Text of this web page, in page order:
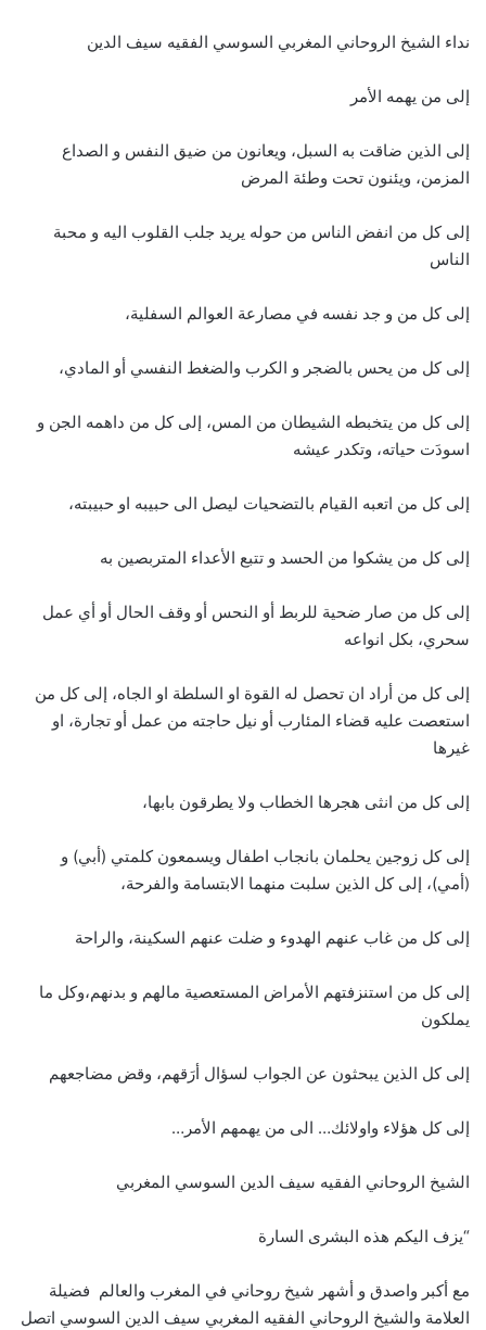
نداء الشيخ الروحاني المغربي السوسي الفقيه سيف الدين
إلى من يهمه الأمر
إلى الذين ضاقت به السبل، ويعانون من ضيق النفس و الصداع
المزمن، ويئنون تحت وطئة المرض
إلى كل من انفض الناس من حوله يريد جلب القلوب اليه و محبة
الناس
إلى كل من و جد نفسه في مصارعة العوالم السفلية،
إلى كل من يحس بالضجر و الكرب والضغط النفسي أو المادي،
إلى كل من يتخبطه الشيطان من المس، إلى كل من داهمه الجن و
اسودَت حياته، وتكدر عيشه
إلى كل من اتعبه القيام بالتضحيات ليصل الى حبيبه او حبيبته،
إلى كل من يشكوا من الحسد و تتبع الأعداء المتربصين به
إلى كل من صار ضحية للربط أو النحس أو وقف الحال أو أي عمل
سحري، بكل انواعه
إلى كل من أراد ان تحصل له القوة او السلطة او الجاه، إلى كل من
استعصت عليه قضاء المئارب أو نيل حاجته من عمل أو تجارة، او
غيرها
إلى كل من انثى هجرها الخطاب ولا يطرقون بابها،
إلى كل زوجين يحلمان بانجاب اطفال ويسمعون كلمتي (أبي) و
(أمي)، إلى كل الذين سلبت منهما الابتسامة والفرحة،
إلى كل من غاب عنهم الهدوء و ضلت عنهم السكينة، والراحة
إلى كل من استنزفتهم الأمراض المستعصية مالهم و بدنهم،وكل ما
يملكون
إلى كل الذين يبحثون عن الجواب لسؤال أرَقهم، وقض مضاجعهم
إلى كل هؤلاء واولائك… الى من يهمهم الأمر…
الشيخ الروحاني الفقيه سيف الدين السوسي المغربي
“يزف اليكم هذه البشرى السارة
مع أكبر واصدق و أشهر شيخ روحاني في المغرب والعالم فضيلة
العلامة والشيخ الروحاني الفقيه المغربي سيف الدين السوسي اتصل